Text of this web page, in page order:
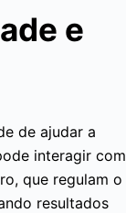
e
de ajudar a
interagir com
que regulam o
resultados